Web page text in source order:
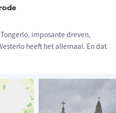
imposante dreven,
heeft het allemaal. En dat